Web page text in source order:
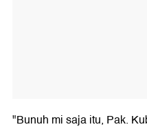
"Bunuh mi saja itu, Pak.